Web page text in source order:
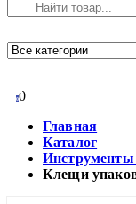
00
Главная
Каталог
Инструменты
Клещи